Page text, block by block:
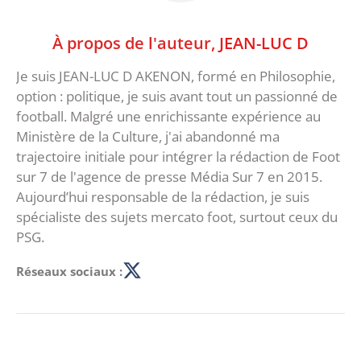
À propos de l'auteur, JEAN-LUC D
Je suis JEAN-LUC D AKENON, formé en Philosophie,
option : politique, je suis avant tout un passionné de
football. Malgré une enrichissante expérience au
Ministère de la Culture, j'ai abandonné ma
trajectoire initiale pour intégrer la rédaction de Foot
sur 7 de l'agence de presse Média Sur 7 en 2015.
Aujourd’hui responsable de la rédaction, je suis
spécialiste des sujets mercato foot, surtout ceux du
PSG.
Réseaux sociaux :